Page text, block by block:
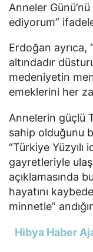
Anneler
ediyorum”
Erdoğan ayrıca,
altındadır
medeniyetin
emeklerini her
Annelerin güçlü
sahip olduğunu
“Türkiye
gayretleriyle
açıklamasında
hayatını
minnetle”
Hibya Haber